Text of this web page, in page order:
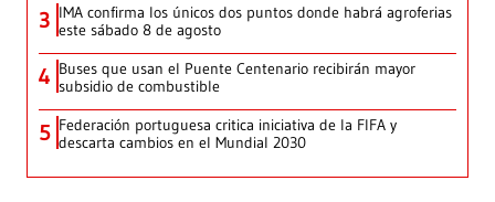
3 IMA confirma los únicos dos puntos donde habrá agroferias
este sábado 8 de agosto
4 Buses que usan el Puente Centenario recibirán mayor
subsidio de combustible
5 Federación portuguesa critica iniciativa de la FIFA y
descarta cambios en el Mundial 2030